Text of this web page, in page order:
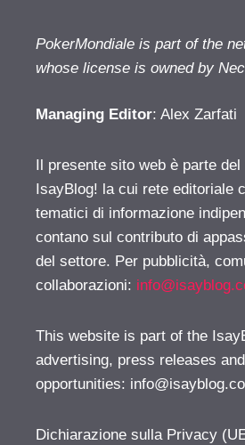
PokerMondiale is part of the
whose license is owned by
Managing Editor: Alex Zarfati
Il presente sito web è parte del
IsayBlog! la cui rete editoriale
tematici di informazione
contano sul contributo di
del settore. Per pubblicità,
collaborazioni:
This website is part of the
advertising, press releases
opportunities:
Dichiarazione sulla Privacy